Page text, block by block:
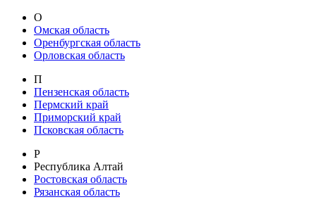
О
Омская область
Оренбургская область
Орловская область
П
Пензенская область
Пермский край
Приморский край
Псковская область
Р
Республика Алтай
Ростовская область
Рязанская область